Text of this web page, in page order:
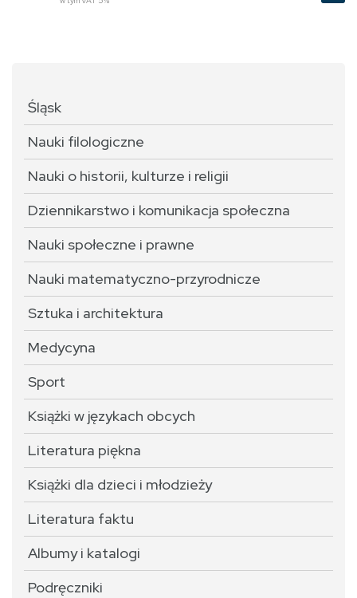
Śląsk
Nauki filologiczne
Nauki o historii, kulturze i religii
Dziennikarstwo i komunikacja społeczna
Nauki społeczne i prawne
Nauki matematyczno-przyrodnicze
Sztuka i architektura
Medycyna
Sport
Książki w językach obcych
Literatura piękna
Książki dla dzieci i młodzieży
Literatura faktu
Albumy i katalogi
Podręczniki